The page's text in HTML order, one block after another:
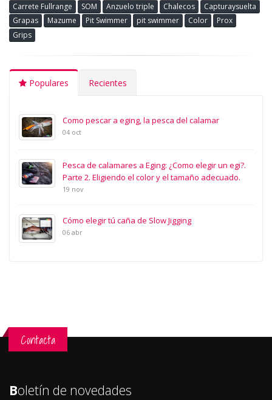
Carrete Fullrange
SOM Anzuelo triple Chalecos
Capturaysuelta
Grapas
Mazume Pit Swimmer pit swimmer Color
Prox
Grips
Populares Recientes
Como pescar a eging, la pesca del calamar
04 oct
Pesca de calamares a Eging: ¿Como elegir un egi?.
Parte 2. Eligiendo el color y el tamaño adecuado.
19 nov
Cómo elegir tú caña de Slow Jigging
06 abr
Contacta
Boletín de novedades